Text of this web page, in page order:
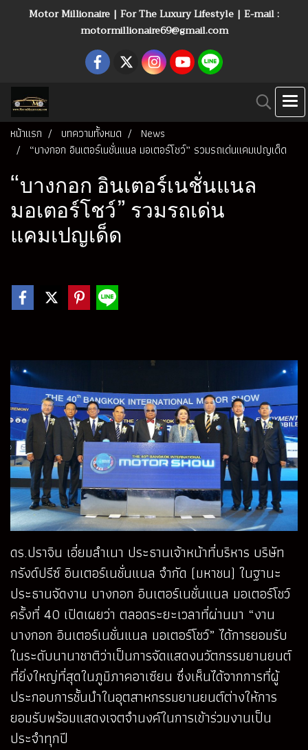
Motor Millionaire | For The Luxury Lifestyle | E-mail :
motormillionaire69@gmail.com
หน้าแรก บทความทั้งหมด
News
“บางกอก อินเตอร์เนชั่นแนล มอเตอร์โชว์” รวมรถเด่นแคมเปญเด็ด
“บางกอก อินเตอร์เนชั่นแนล
มอเตอร์โชว์” รวมรถเด่น
แคมเปญเด็ด
ดร.ปราจิน เอี่ยมลำเนา ประธานเจ้าหน้าที่บริหาร บริษัท
กรังด์ปรีซ์ อินเตอร์เนชั่นแนล จำกัด (มหาชน) ในฐานะ
ประธานจัดงาน บางกอก อินเตอร์เนชั่นแนล มอเตอร์โชว์
ครั้งที่ 40 เปิดเผยว่า ตลอดระยะเวลาที่ผ่านมา “งาน
บางกอก อินเตอร์เนชั่นแนล มอเตอร์โชว์” ได้การยอมรับ
ในระดับนานาชาติว่าเป็นการจัดแสดงนวัตกรรมยานยนต์
ที่ยิ่งใหญ่ที่สุดในภูมิภาคอาเซียน ซึ่งเห็นได้จากการที่ผู้
ประกอบการชั้นนำในอุตสาหกรรมยานยนต์ต่างให้การ
ยอมรับพร้อมแสดงเจตจำนงค์ในการเข้าร่วมงานเป็น
ประจำทุกปี